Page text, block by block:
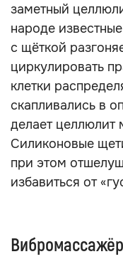
заметный
народе
с щёткой
циркулировать
клетки
скапливались в
делает целлюлит
Силиконовые
при этом
избавиться от